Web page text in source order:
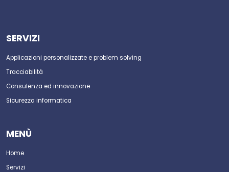
SERVIZI
Applicazioni personalizzate e problem solving
Tracciabilità
Consulenza ed innovazione
Sicurezza informatica
MENÙ
Home
Servizi